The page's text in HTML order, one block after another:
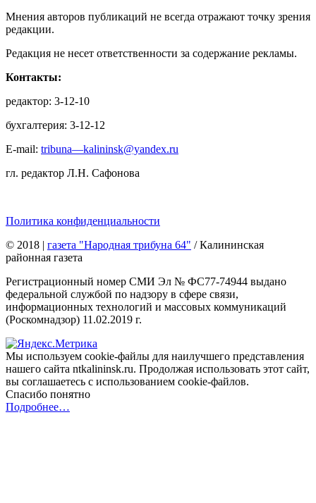
Мнения авторов публикаций не всегда отражают точку зрения
редакции.
Редакция не несет ответственности за содержание рекламы.
Контакты:
редактор: 3-12-10
бухгалтерия: 3-12-12
E-mail: tribuna—kalininsk@yandex.ru
гл. редактор Л.Н. Сафонова
Политика конфиденциальности
© 2018
газета "Народная трибуна 64" / Калининская
районная газета
Регистрационный номер СМИ Эл № ФС77-74944 выдано
федеральной службой по надзору в сфере связи,
информационных технологий и массовых коммуникаций
(Роскомнадзор) 11.02.2019 г.
Мы используем cookie-файлы для наилучшего представления
нашего сайта ntkalininsk.ru. Продолжая использовать этот сайт,
вы соглашаетесь с использованием cookie-файлов.
Спасибо понятно
Подробнее…